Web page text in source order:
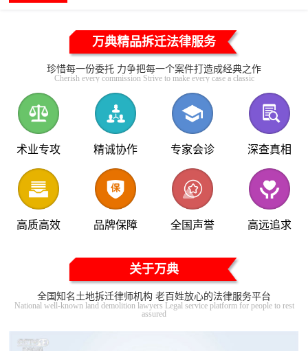
万典精品拆迁法律服务
珍惜每一份委托 力争把每一个案件打造成经典之作
Cherish every commission Strive to make every case a classic
术业专攻 精诚协作 专家会诊 深查真相
高质高效 品牌保障 全国声誉 高远追求
关于万典
全国知名土地拆迁律师机构 老百姓放心的法律服务平台
National well-known land demolition lawyers Legal service platform for people to rest
assured